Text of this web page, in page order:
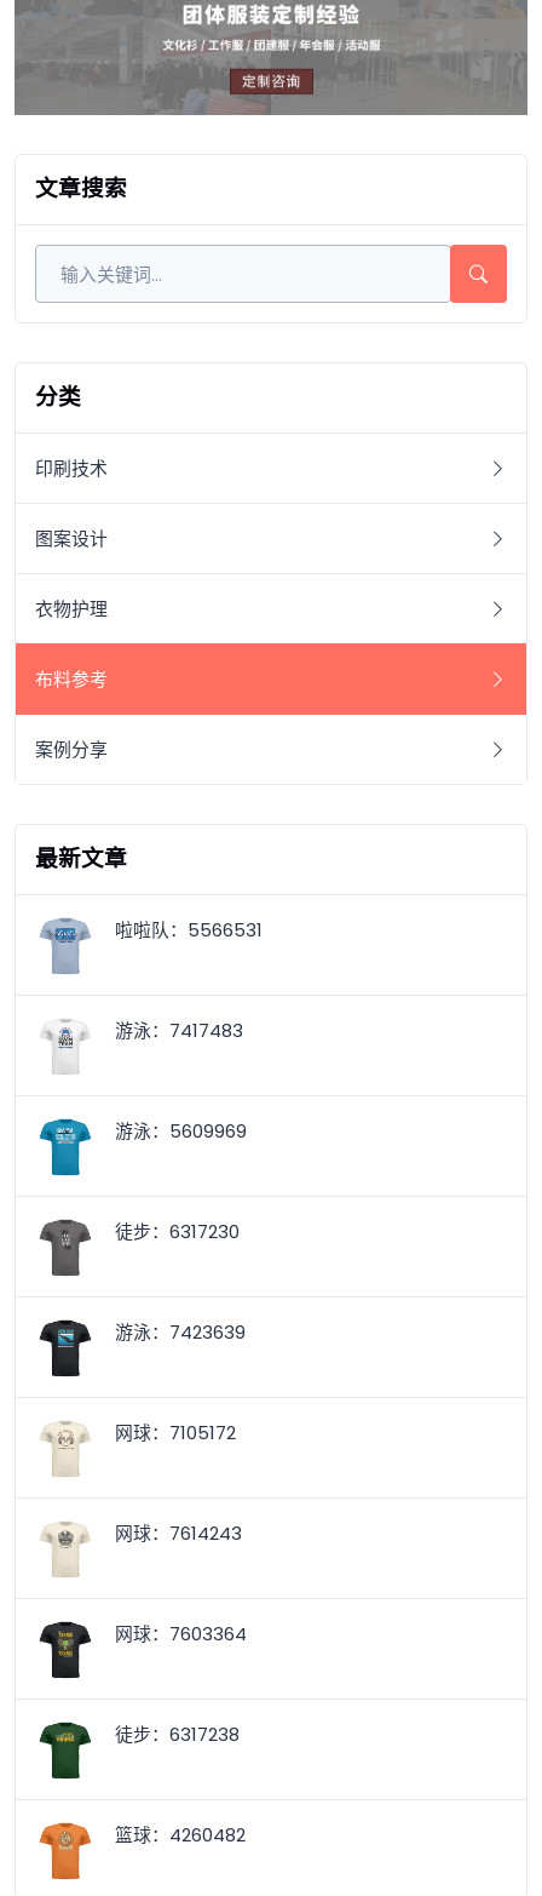
文章搜索
分类
印刷技术
图案设计
衣物护理
布料参考
案例分享
最新文章
啦啦队：5566531
游泳：7417483
游泳：5609969
徒步：6317230
游泳：7423639
网球：7105172
网球：7614243
网球：7603364
徒步：6317238
篮球：4260482